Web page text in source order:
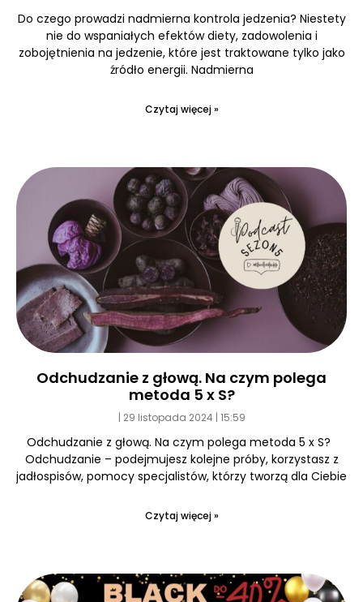
Do czego prowadzi nadmierna kontrola jedzenia? Niestety
nie do wspaniałych efektów diety, zadowolenia i
zobojętnienia na jedzenie, które jest traktowane tylko jako
źródło energii. Nadmierna
Czytaj więcej »
Odchudzanie z głową. Na czym polega
metoda 5 x S?
29 listopada 2024 15:59
Odchudzanie z głową. Na czym polega metoda 5 x S?
Odchudzanie – podejmujesz kolejne próby, korzystasz z
jadłospisów, pomocy specjalistów, którzy tworzą dla Ciebie
Czytaj więcej »